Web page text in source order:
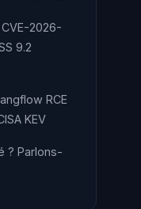
2026-
9.2
RCE
KEV
? Parlons-